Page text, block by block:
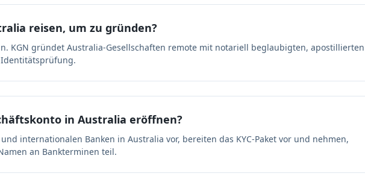
reisen, um zu gründen?
KGN gründet Australia-Gesellschaften remote mit notariell beglaubigten, apostillierten
in Australia eröffnen?
internationalen Banken in Australia vor, bereiten das KYC-Paket vor und nehmen,
an Bankterminen teil.